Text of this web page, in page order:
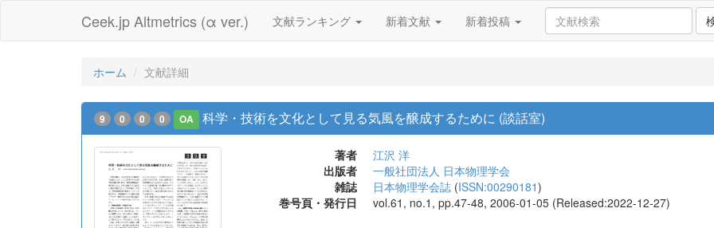
Ceek.jp Altmetrics (α ver.) 文献ランキング 新着文献 新着投稿
ホーム 文献詳細
9 0 0 0 OA 科学・技術を文化として見る気風を醸成するために (談話室)
著者
江沢 洋
出版者
一般社団法人 日本物理学会
雑誌
日本物理学会誌 (ISSN:00290181)
巻号頁・発行日
vol.61, no.1, pp.47-48, 2006-01-05 (Released:2022-12-27)